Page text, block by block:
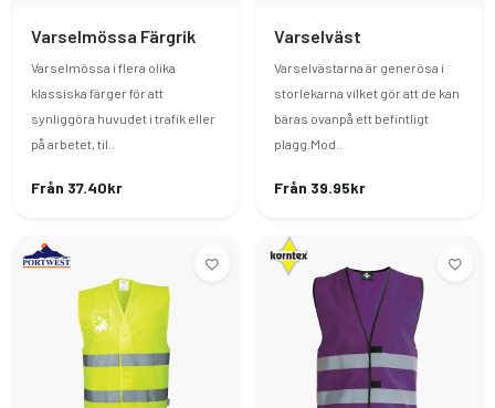
Varselmössa Färgrik
Varselmössa i flera olika
klassiska färger för att
synliggöra huvudet i trafik eller
på arbetet, til..
Från 37.40kr
Varselväst
Varselvästarna är generösa i
storlekarna vilket gör att de kan
bäras ovanpå ett befintligt
plagg.Mod..
Från 39.95kr